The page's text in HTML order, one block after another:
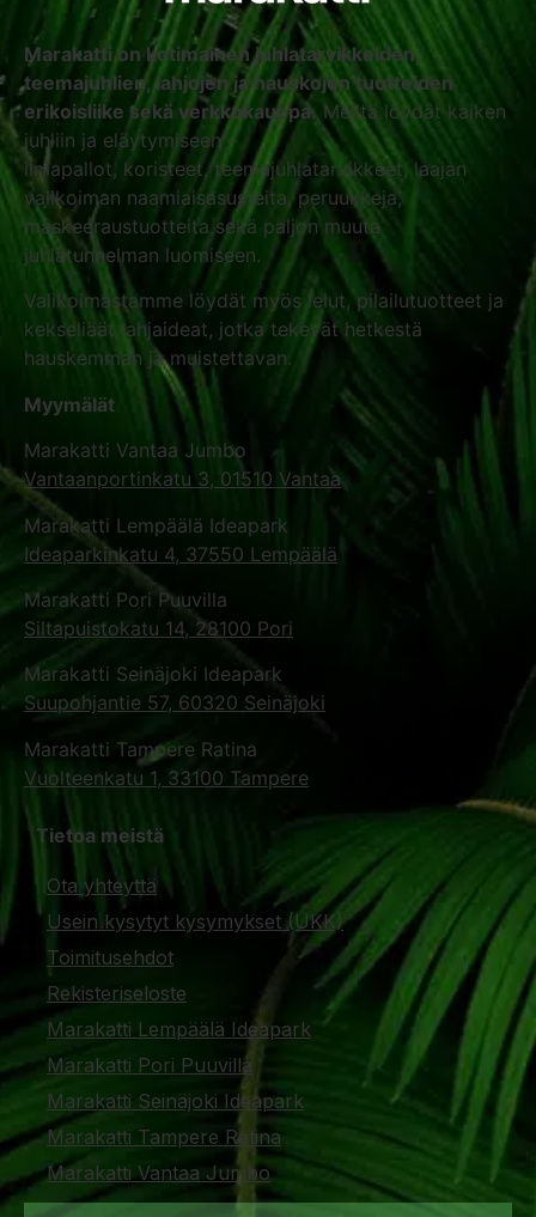
Marakatti on kotimainen juhlatarvikkeiden,
teemajuhlien, lahjojen ja hauskojen tuotteiden
erikoisliike sekä verkkokauppa. Meiltä löydät kaiken
juhliin ja eläytymiseen –
ilmapallot, koristeet,teemajuhlatarvikkeet, laajan
valikoiman naamiaisasusteita,peruukkeja,
maskeeraustuotteita sekä paljon muuta
juhlatunnelman luomiseen.
Valikoimastamme löydät myöslelut,pilailutuotteet ja
kekseliäät lahjaideat, jotka tekevät hetkestä
hauskemman ja muistettavan.
Myymälät
Marakatti Vantaa Jumbo
Vantaanportinkatu 3, 01510 Vantaa
Marakatti Lempäälä Ideapark
Ideaparkinkatu 4, 37550 Lempäälä
Marakatti Pori Puuvilla
Siltapuistokatu 14, 28100 Pori
Marakatti Seinäjoki Ideapark
Suupohjantie 57, 60320 Seinäjoki
Marakatti Tampere Ratina
Vuolteenkatu 1, 33100 Tampere
Tietoa meistä
Ota yhteyttä
Usein kysytyt kysymykset (UKK)
Toimitusehdot
Rekisteriseloste
Marakatti Lempäälä Ideapark
Marakatti Pori Puuvilla
Marakatti Seinäjoki Ideapark
Marakatti Tampere Ratina
Marakatti Vantaa Jumbo